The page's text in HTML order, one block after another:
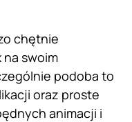
chętnie
na swoim
podoba to
oraz proste
animacji i